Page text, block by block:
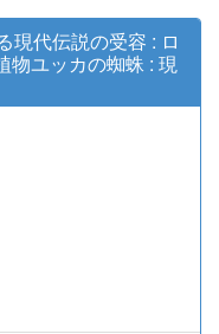
現代伝説の受容 : ロ
物ユッカの蜘蛛 : 現